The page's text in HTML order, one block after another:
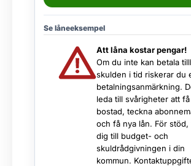
Se låneeksempel
Att låna kostar pengar!
Om du inte kan betala
skulden i tid riskerar du
betalningsanmärkning.
leda till svårigheter att
bostad, teckna
och få nya lån. För stöd,
dig till budget- och
skuldrådgivningen i din
kommun.